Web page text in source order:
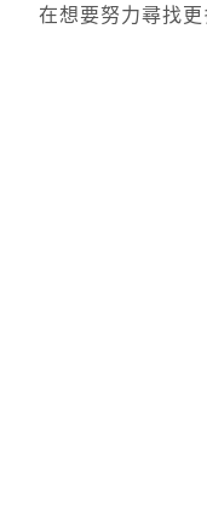
在想要努力尋找